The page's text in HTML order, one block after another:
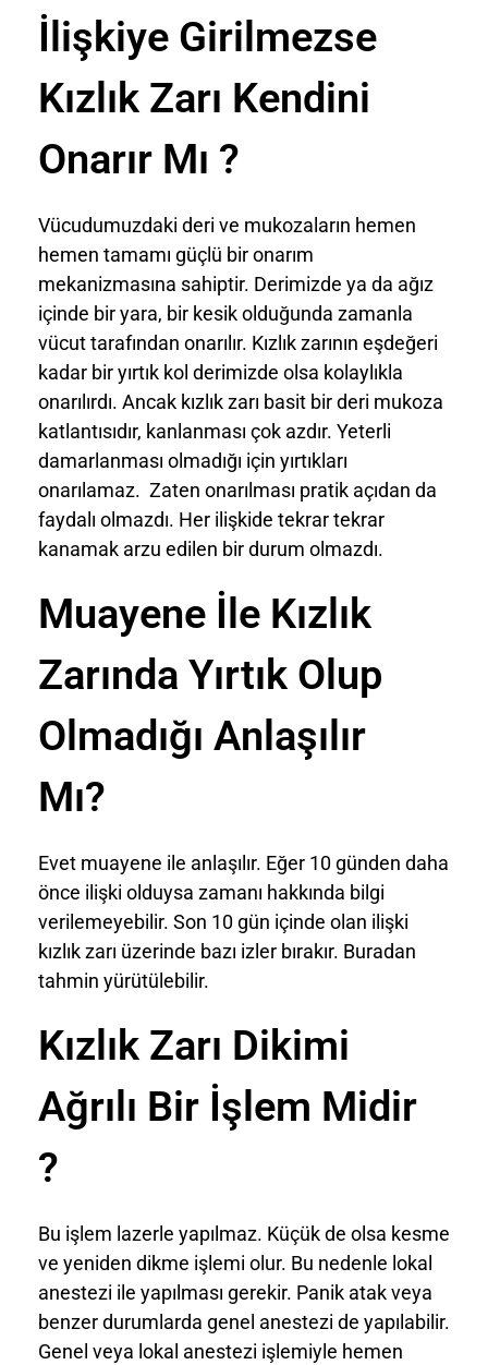
İlişkiye Girilmezse
Kızlık Zarı Kendini
Onarır Mı ?
Vücudumuzdaki deri ve mukozaların hemen
hemen tamamı güçlü bir onarım
mekanizmasına sahiptir. Derimizde ya da ağız
içinde bir yara, bir kesik olduğunda zamanla
vücut tarafından onarılır. Kızlık zarının eşdeğeri
kadar bir yırtık kol derimizde olsa kolaylıkla
onarılırdı. Ancak kızlık zarı basit bir deri mukoza
katlantısıdır, kanlanması çok azdır. Yeterli
damarlanması olmadığı için yırtıkları
onarılamaz. Zaten onarılması pratik açıdan da
faydalı olmazdı. Her ilişkide tekrar tekrar
kanamak arzu edilen bir durum olmazdı.
Muayene İle Kızlık
Zarında Yırtık Olup
Olmadığı Anlaşılır
Mı?
Evet muayene ile anlaşılır. Eğer 10 günden daha
önce ilişki olduysa zamanı hakkında bilgi
verilemeyebilir. Son 10 gün içinde olan ilişki
kızlık zarı üzerinde bazı izler bırakır. Buradan
tahmin yürütülebilir.
Kızlık Zarı Dikimi
Ağrılı Bir İşlem Midir
?
Bu işlem lazerle yapılmaz. Küçük de olsa kesme
ve yeniden dikme işlemi olur. Bu nedenle lokal
anestezi ile yapılması gerekir. Panik atak veya
benzer durumlarda genel anestezi de yapılabilir.
Genel veya lokal anestezi işlemiyle hemen